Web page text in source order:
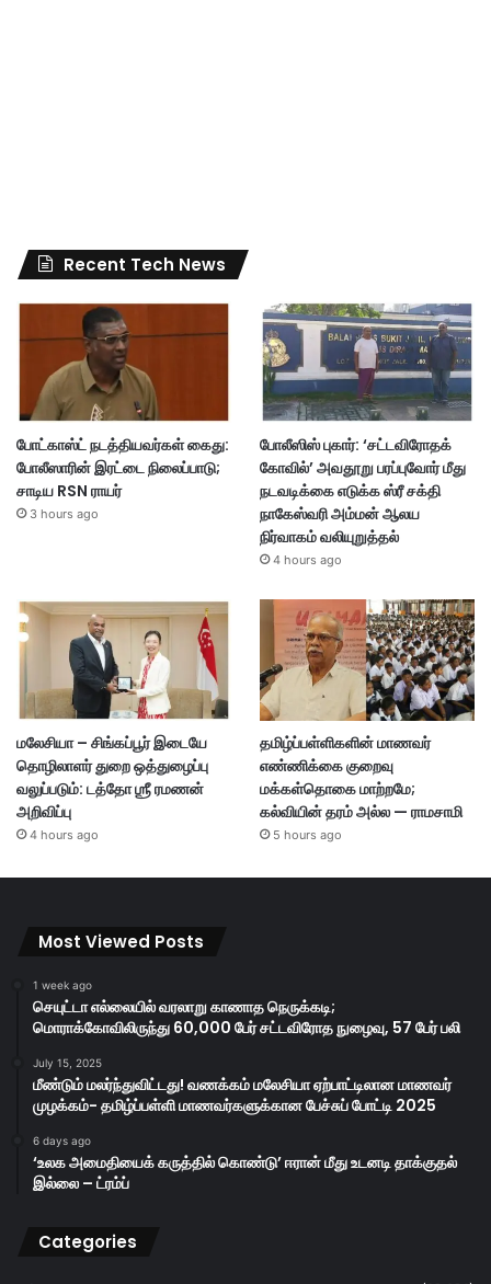
Recent Tech News
போட்காஸ்ட் நடத்தியவர்கள் கைது:
போலீஸாரின் இரட்டை நிலைப்பாடு;
சாடிய RSN ராயர்
3 hours ago
போலீஸிஸ் புகார்: ‘சட்டவிரோதக்
கோவில்’ அவதூறு பரப்புவோர் மீது
நடவடிக்கை எடுக்க ஸ்ரீ சக்தி
நாகேஸ்வரி அம்மன் ஆலய
நிர்வாகம் வலியுறுத்தல்
4 hours ago
மலேசியா – சிங்கப்பூர் இடையே
தொழிலாளர் துறை ஒத்துழைப்பு
வலுப்படும்: டத்தோ ஶ்ரீ ரமணன்
அறிவிப்பு
4 hours ago
தமிழ்ப்பள்ளிகளின் மாணவர்
எண்ணிக்கை குறைவு
மக்கள்தொகை மாற்றமே;
கல்வியின் தரம் அல்ல — ராமசாமி
5 hours ago
Most Viewed Posts
1 week ago
செயுட்டா எல்லையில் வரலாறு காணாத நெருக்கடி;
மொராக்கோவிலிருந்து 60,000 பேர் சட்டவிரோத நுழைவு, 57 பேர் பலி
July 15, 2025
மீண்டும் மலர்ந்துவிட்டது! வணக்கம் மலேசியா ஏற்பாட்டிலான மாணவர்
முழக்கம்- தமிழ்ப்பள்ளி மாணவர்களுக்கான பேச்சுப் போட்டி 2025
6 days ago
‘உலக அமைதியைக் கருத்தில் கொண்டு’ ஈரான் மீது உடனடி தாக்குதல்
இல்லை – ட்ரம்ப்
Categories